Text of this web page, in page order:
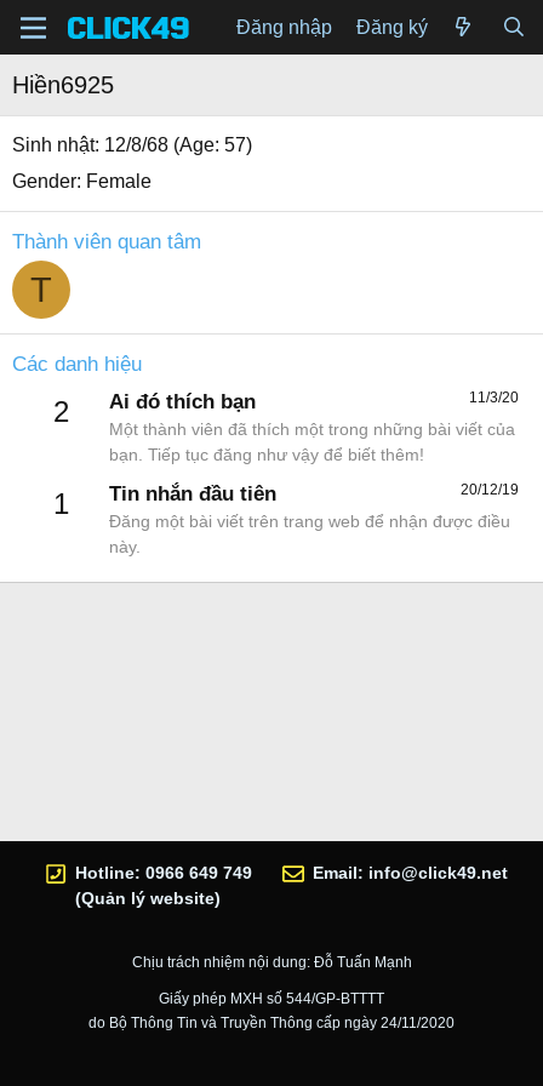
Đăng nhập Đăng ký
Hiền6925
Sinh nhật 12/8/68 (Age: 57)
Gender Female
Thành viên quan tâm
T
Các danh hiệu
2 11/3/20
Ai đó thích bạn
Một thành viên đã thích một trong những bài viết của
bạn. Tiếp tục đăng như vậy để biết thêm!
1 20/12/19
Tin nhắn đầu tiên
Đăng một bài viết trên trang web để nhận được điều
này.
Hotline: 0966 649 749
(Quản lý website)
Email: info@click49.net
Chịu trách nhiệm nội dung: Đỗ Tuấn Mạnh
Giấy phép MXH số 544/GP-BTTTT
do Bộ Thông Tin và Truyền Thông cấp ngày 24/11/2020